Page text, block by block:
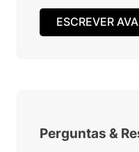
ESCREVER
Perguntas &